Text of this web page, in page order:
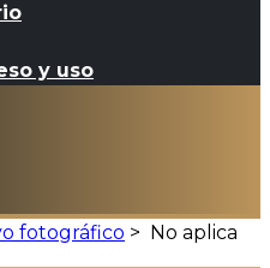
y uso
fotográfico > No aplica